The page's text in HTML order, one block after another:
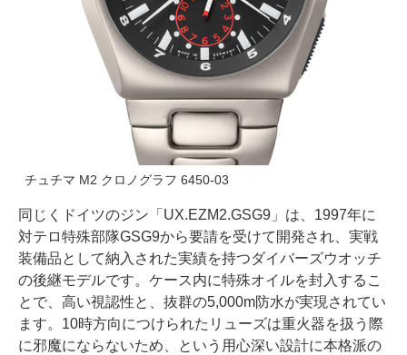
チュチマ M2 クロノグラフ 6450-03
同じくドイツのジン「UX.EZM2.GSG9」は、1997年に
対テロ特殊部隊GSG9から要請を受けて開発され、実戦
装備品として納入された実績を持つダイバーズウオッチ
の後継モデルです。ケース内に特殊オイルを封入するこ
とで、高い視認性と、抜群の5,000m防水が実現されてい
ます。10時方向につけられたリューズは重火器を扱う際
に邪魔にならないため、という用心深い設計に本格派の